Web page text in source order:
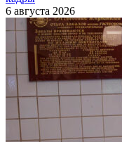
6 августа 2026